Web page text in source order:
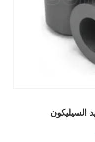
السيليكون